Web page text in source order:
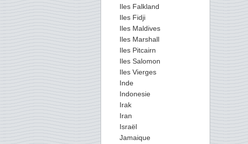
Iles Falkland
Iles Fidji
Iles Maldives
Iles Marshall
Iles Pitcairn
Iles Salomon
Iles Vierges
Inde
Indonesie
Irak
Iran
Israël
Jamaique